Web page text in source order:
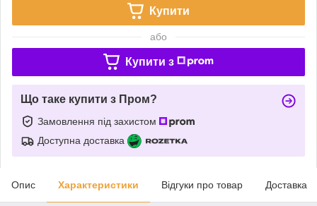
Купити
або
Купити з
Що таке купити з Пром?
Замовлення під захистом
Доступна доставка
Опис Характеристики Відгуки про товар Доставка